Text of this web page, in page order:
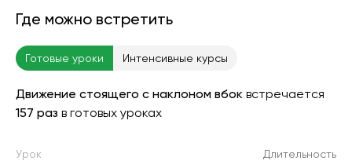
Где можно встретить
Готовые уроки Интенсивные курсы
Движение стоящего с наклоном вбок встречается
157 раз в готовых уроках
Урок Длительность